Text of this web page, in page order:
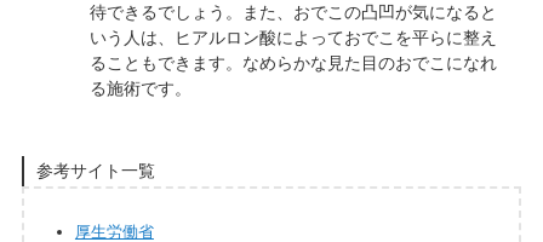
待できるでしょう。また、おでこの凸凹が気になると
いう人は、ヒアルロン酸によっておでこを平らに整え
ることもできます。なめらかな見た目のおでこになれ
る施術です。
参考サイト一覧
厚生労働省